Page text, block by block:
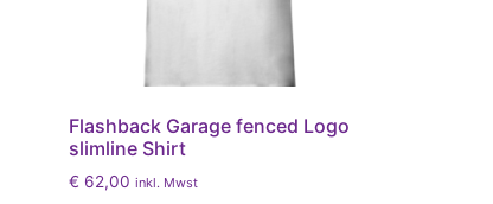
Flashback Garage fenced Logo
slimline Shirt
€ 62,00 inkl. Mwst